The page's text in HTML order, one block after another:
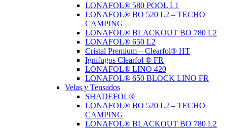
LONAFOL® 580 POOL L1
LONAFOL® BO 520 L2 – TECHO
CAMPING
LONAFOL® BLACKOUT BO 780 L2
LONAFOL® 650 L2
Cristal Premium – Clearfol® HT
Ignífugos Clearfol ® FR
LONAFOL® LINO 420
LONAFOL® 650 BLOCK LINO FR
Velas y Tensados
SHADEFOL®
LONAFOL® BO 520 L2 – TECHO
CAMPING
LONAFOL® BLACKOUT BO 780 L2